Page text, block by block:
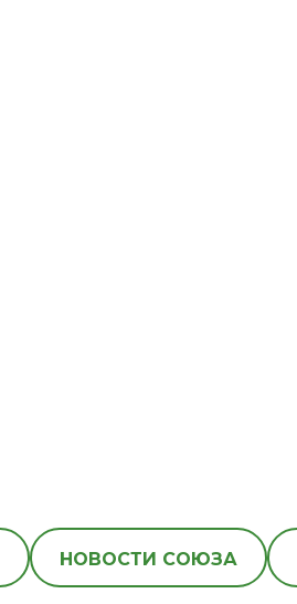
НОВОСТИ СОЮЗА